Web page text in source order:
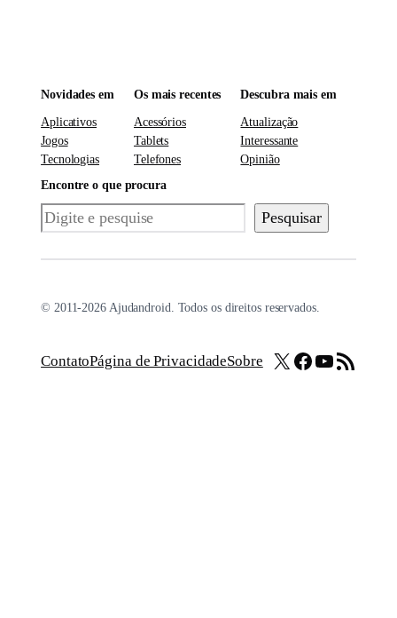
Novidades em
Aplicativos
Jogos
Tecnologias
Os mais recentes
Acessórios
Tablets
Telefones
Descubra mais em
Atualização
Interessante
Opinião
Encontre o que procura
Pesquisar Pesquisar
© 2011-2026 Ajudandroid. Todos os direitos reservados.
ContatoPágina de PrivacidadeSobre X Facebook
Youtube
Feed RSS